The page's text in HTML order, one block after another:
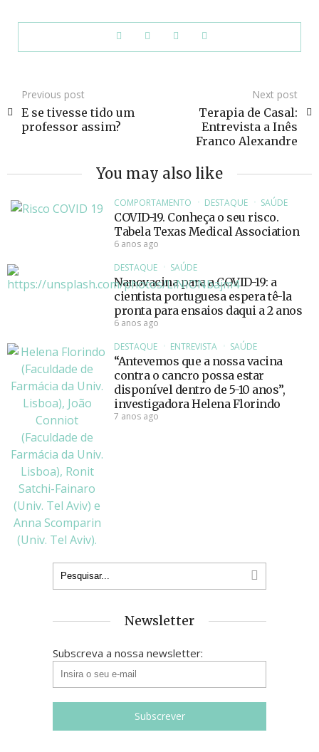
Previous post
E se tivesse tido um
professor assim?
Next post
Terapia de Casal:
Entrevista a Inês
Franco Alexandre
You may also like
COMPORTAMENTO DESTAQUE SAÚDE
COVID-19. Conheça o seu risco.
Tabela Texas Medical Association
6 anos ago
DESTAQUE
SAÚDE
Nanovacina para a COVID-19: a
cientista portuguesa espera tê-la
pronta para ensaios daqui a 2 anos
6 anos ago
DESTAQUE
ENTREVISTA SAÚDE
“Antevemos que a nossa vacina
contra o cancro possa estar
disponível dentro de 5-10 anos”,
investigadora Helena Florindo
7 anos ago
Newsletter
Subscreva a nossa newsletter: